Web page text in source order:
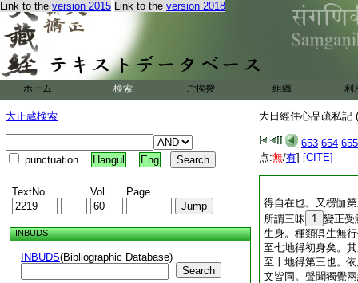
Link to the version 2015 Link to the version 2018
ホーム 検索 ご挨拶 組織 利
大正蔵検索
punctuation Hangul Eng
TextNo. Vol. Page
INBUDS
INBUDS(Bibliographic Database)
Search
大日經住心品疏私記
653 654 655
点:無/有] [CITE]
得自在也。又楞伽
所謂三昧 1 變正受
生身。種類倶生無
至七地得初身矣。
至十地得第三也。
文皆同。聲聞獨覺